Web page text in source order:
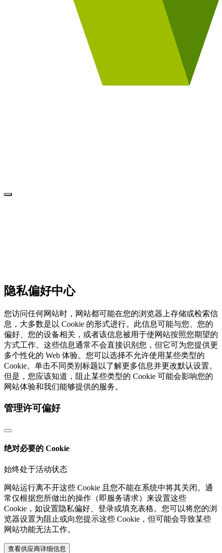
隐私偏好中心
您访问任何网站时，网站都可能在您的浏览器上存储或检索信
息，大多数是以 Cookie 的形式进行。此信息可能与您、您的
偏好、您的设备相关，或者该信息被用于使网站按照您期望的
方式工作。这些信息通常不会直接识别您，但它可为您提供更
多个性化的 Web 体验。您可以选择不允许使用某些类型的
Cookie。单击不同类别标题以了解更多信息并更改默认设置。
但是，您应该知道，阻止某些类型的 Cookie 可能会影响您的
网站体验和我们能够提供的服务。
管理许可偏好
绝对必要的 Cookie
始终处于活动状态
网站运行离不开这些 Cookie 且您不能在系统中将其关闭。通
常仅根据您所做出的操作（即服务请求）来设置这些
Cookie，如设置隐私偏好、登录或填充表格。您可以将您的浏
览器设置为阻止或向您提示这些 Cookie，但可能会导致某些
网站功能无法工作。
查看供应商详细信息‎